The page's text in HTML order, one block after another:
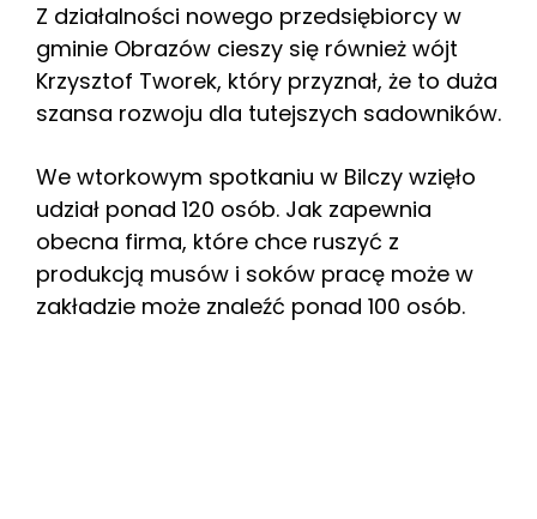
Z działalności nowego przedsiębiorcy w
gminie Obrazów cieszy się również wójt
Krzysztof Tworek, który przyznał, że to duża
szansa rozwoju dla tutejszych sadowników.
We wtorkowym spotkaniu w Bilczy wzięło
udział ponad 120 osób. Jak zapewnia
obecna firma, które chce ruszyć z
produkcją musów i soków pracę może w
zakładzie może znaleźć ponad 100 osób.